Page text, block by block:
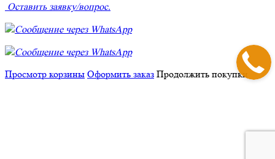
Оставить заявку/вопрос.
Сообщение через WhatsApp
Сообщение через WhatsApp
Просмотр корзины Оформить заказ Продолжить покупки